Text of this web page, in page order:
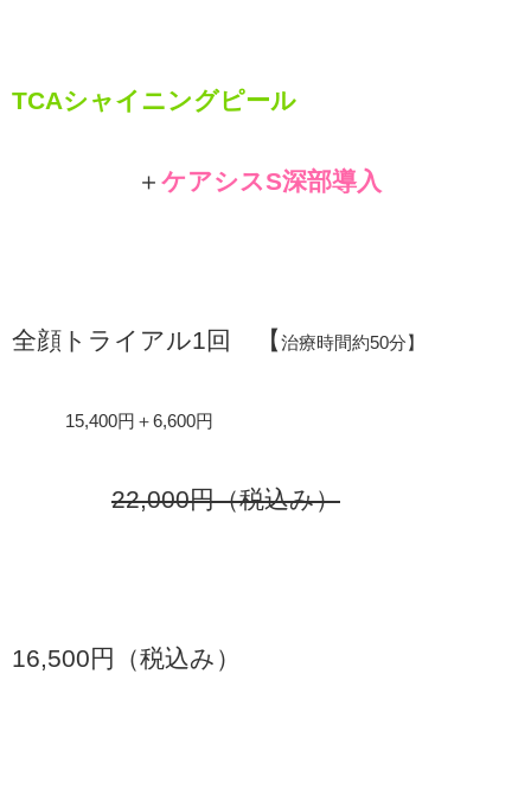
TCAシャイニングピール
＋ ケアシスS深部導入
全顔トライアル1回 【治療時間約50分】
15,400円＋6,600円
22,000円（税込み）
16,500円（税込み）